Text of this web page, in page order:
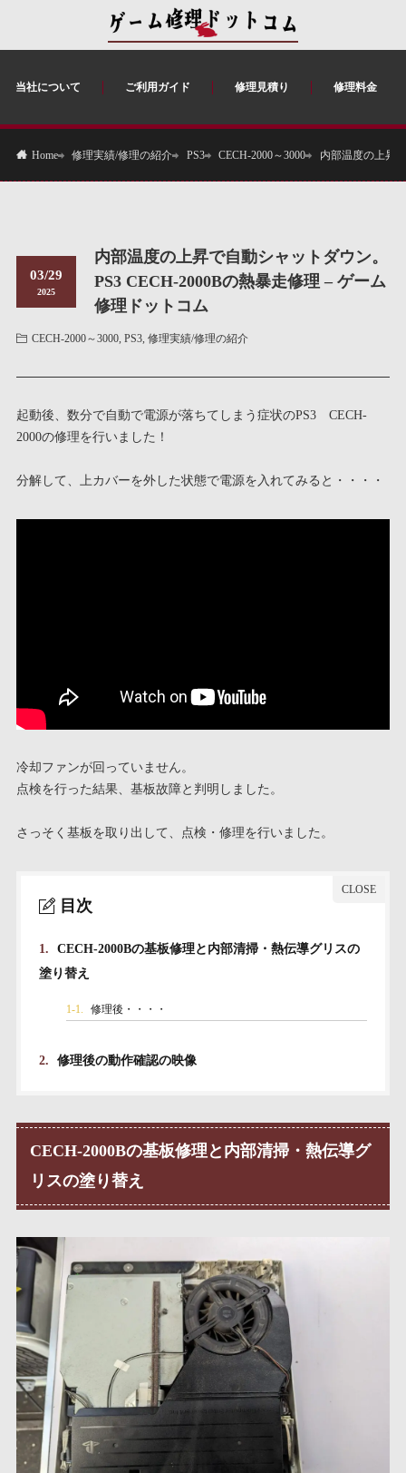
当社について ご利用ガイド 修理見積り 修理料金
Home 修理実績/修理の紹介 PS3 CECH-2000～3000 内部温度の上昇
03/29
2025
内部温度の上昇で自動シャットダウン。
PS3 CECH-2000Bの熱暴走修理 – ゲーム
修理ドットコム
CECH-2000～3000, PS3, 修理実績/修理の紹介
起動後、数分で自動で電源が落ちてしまう症状のPS3 CECH-
2000の修理を行いました！
分解して、上カバーを外した状態で電源を入れてみると・・・・
冷却ファンが回っていません。
点検を行った結果、基板故障と判明しました。
さっそく基板を取り出して、点検・修理を行いました。
目次
1.
CECH-2000Bの基板修理と内部清掃・熱伝導グリスの
塗り替え
1-1. 修理後・・・・
2. 修理後の動作確認の映像
CECH-2000Bの基板修理と内部清掃・熱伝導グ
リスの塗り替え